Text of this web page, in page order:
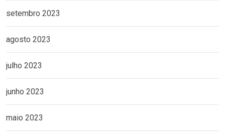
setembro 2023
agosto 2023
julho 2023
junho 2023
maio 2023